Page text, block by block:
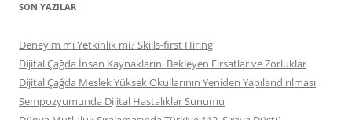
SON YAZILAR
Deneyim mi Yetkinlik mi? Skills-first Hiring
Dijital Çağda İnsan Kaynaklarını Bekleyen Fırsatlar ve Zorluklar
Dijital Çağda Meslek Yüksek Okullarının Yeniden Yapılandırılması
Sempozyumunda Dijital Hastalıklar Sunumu